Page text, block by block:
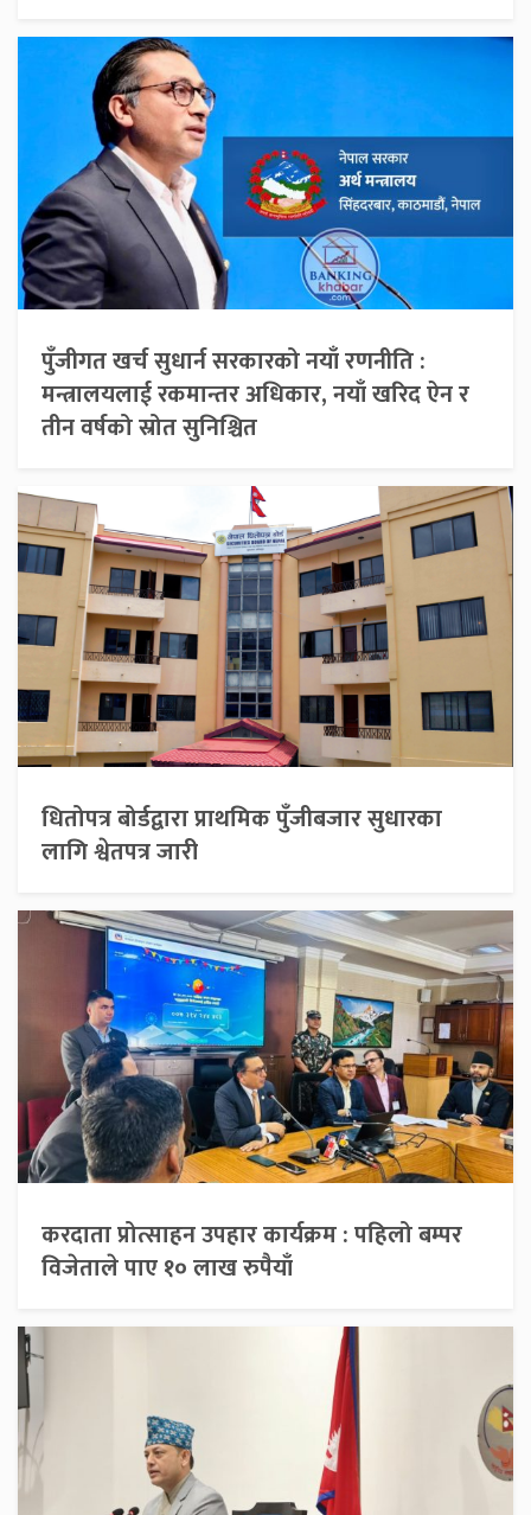
पुँजीगत खर्च सुधार्न सरकारको नयाँ रणनीति :
मन्त्रालयलाई रकमान्तर अधिकार, नयाँ खरिद ऐन र
तीन वर्षको स्रोत सुनिश्चित
धितोपत्र बोर्डद्वारा प्राथमिक पुँजीबजार सुधारका
लागि श्वेतपत्र जारी
करदाता प्रोत्साहन उपहार कार्यक्रम : पहिलो बम्पर
विजेताले पाए १० लाख रुपैयाँ